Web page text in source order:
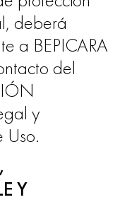
deberá
a BEPICARA
del
y
Uso.
Y